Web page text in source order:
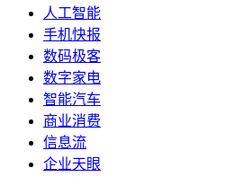
人工智能
手机快报
数码极客
数字家电
智能汽车
商业消费
信息流
企业天眼